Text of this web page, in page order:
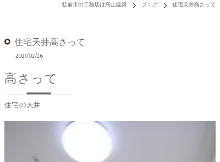
弘前市の工務店は髙山建築 ブログ 住宅天井高さって
住宅天井高さって
2021/02/26
住宅の天井
高さって